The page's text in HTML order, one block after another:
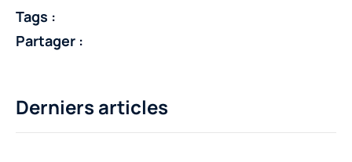
Tags :
Partager :
Derniers articles